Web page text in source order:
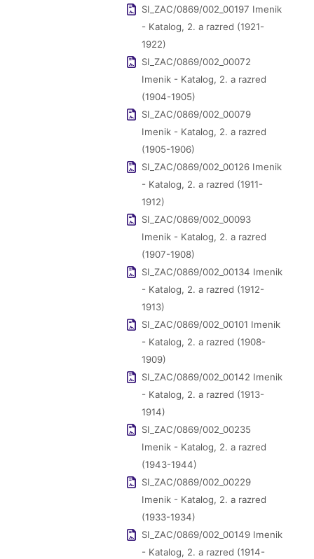
SI_ZAC/0869/002_00197 Imenik
- Katalog, 2. a razred (1921-
1922)
SI_ZAC/0869/002_00072
Imenik - Katalog, 2. a razred
(1904-1905)
SI_ZAC/0869/002_00079
Imenik - Katalog, 2. a razred
(1905-1906)
SI_ZAC/0869/002_00126 Imenik
- Katalog, 2. a razred (1911-
1912)
SI_ZAC/0869/002_00093
Imenik - Katalog, 2. a razred
(1907-1908)
SI_ZAC/0869/002_00134 Imenik
- Katalog, 2. a razred (1912-
1913)
SI_ZAC/0869/002_00101 Imenik
- Katalog, 2. a razred (1908-
1909)
SI_ZAC/0869/002_00142 Imenik
- Katalog, 2. a razred (1913-
1914)
SI_ZAC/0869/002_00235
Imenik - Katalog, 2. a razred
(1943-1944)
SI_ZAC/0869/002_00229
Imenik - Katalog, 2. a razred
(1933-1934)
SI_ZAC/0869/002_00149 Imenik
- Katalog, 2. a razred (1914-